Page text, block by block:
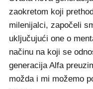
zaokretom koji
milenijalci, započeli
uključujući one o
načinu na koji se
generacija Alfa
možda i mi možemo